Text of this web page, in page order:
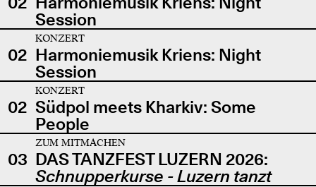
Session
02
KONZERT
Harmoniemusik Kriens: Night
Session
02
KONZERT
Südpol meets Kharkiv: Some
People
03
ZUM MITMACHEN
DAS TANZFEST LUZERN 2026:
Schnupperkurse - Luzern tanzt